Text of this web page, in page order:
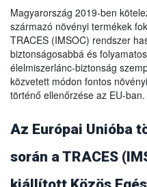
Magyarország 2019-ben
származó növényi termékek
TRACES (IMSOC) rendszer
biztonságosabbá és
élelmiszerlánc-biztonság
közvetett módon fontos
történő ellenőrzése az EU-ban.
Az Európai Unióba
során a TRACES